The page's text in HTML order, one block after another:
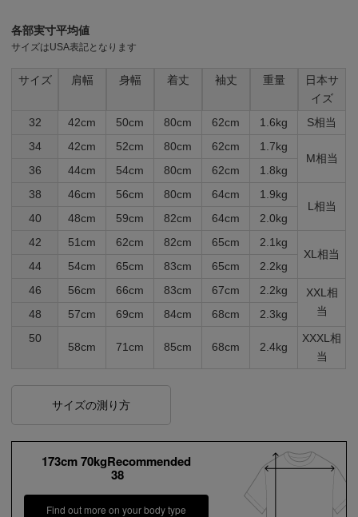
各部実寸平均値
サイズはUSA表記となります
サイズ 肩幅 身幅 着丈 袖丈 重量
日本サ
イズ
32
42cm 50cm 80cm 62cm 1.6kg
S相当
34
42cm 52cm 80cm 62cm
1.7kg
M相当
36
44cm 54cm 80cm 62cm
1.8kg
38
46cm 56cm 80cm 64cm
1.9kg
L相当
40
48cm 59cm 82cm 64cm
2.0kg
42
51cm 62cm 82cm 65cm
2.1kg
XL相当
44
54cm 65cm 83cm 65cm
2.2kg
46
56cm 66cm 83cm 67cm 2.2kg
XXL相
当
48 57cm 69cm 84cm 68cm
2.3kg
50
58cm 71cm 85cm 68cm 2.4kg
XXXL相
当
サイズの測り方
173cm 70kgRecommended
38
Find out more on your body type